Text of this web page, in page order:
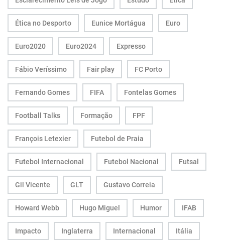
Ética no Desporto Eunice Mortágua Euro
Euro2020 Euro2024 Expresso
Fábio Veríssimo Fair play FC Porto
Fernando Gomes FIFA Fontelas Gomes
Football Talks Formação FPF
François Letexier Futebol de Praia
Futebol Internacional Futebol Nacional Futsal
Gil Vicente GLT Gustavo Correia
Howard Webb Hugo Miguel Humor IFAB
Impacto Inglaterra Internacional Itália